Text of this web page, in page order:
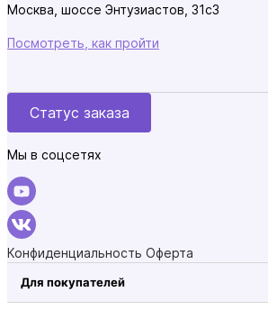
Москва, шоссе Энтузиастов, 31с3
Посмотреть, как пройти
Статус заказа
Мы в соцсетях
Конфиденциальность Оферта
Для покупателей